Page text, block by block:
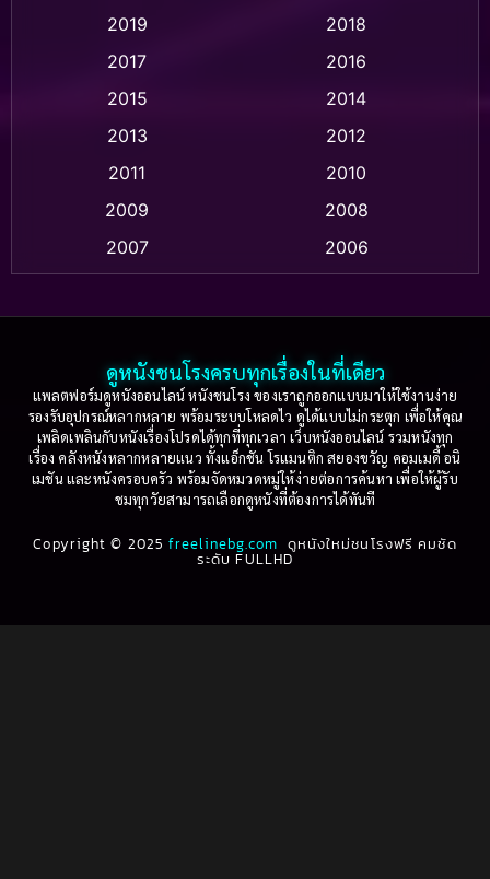
Animation แอนิเมชั่น (1)
Based on a True Story เรื่องจริง(36)
Based on Novel(16)
Betrayal(1)
Biography(3)
Biography ชีวประวัติ (61)
2019
2018
2017
2016
2015
2014
2013
2012
2011
2010
2009
2008
2007
2006
2003
2002
2001
2000
1999
1998
1997
1996
1995
1994
1993
1992
1991
1990
ดูหนังชนโรงครบทุกเรื่องในที่เดียว
แพลตฟอร์มดูหนังออนไลน์ หนังชนโรง ของเราถูกออกแบบมาให้ใช้งานง่าย
รองรับอุปกรณ์หลากหลาย พร้อมระบบโหลดไว ดูได้แบบไม่กระตุก เพื่อให้คุณ
เพลิดเพลินกับหนังเรื่องโปรดได้ทุกที่ทุกเวลา เว็บหนังออนไลน์ รวมหนังทุก
เรื่อง คลังหนังหลากหลายแนว ทั้งแอ็กชัน โรแมนติก สยองขวัญ คอมเมดี้ อนิ
เมชัน และหนังครอบครัว พร้อมจัดหมวดหมู่ให้ง่ายต่อการค้นหา เพื่อให้ผู้รับ
ชมทุกวัยสามารถเลือกดูหนังที่ต้องการได้ทันที
Copyright © 2025freelinebg.com ดูหนังใหม่ชนโรงฟรี คมชัด
ระดับ FULLHD